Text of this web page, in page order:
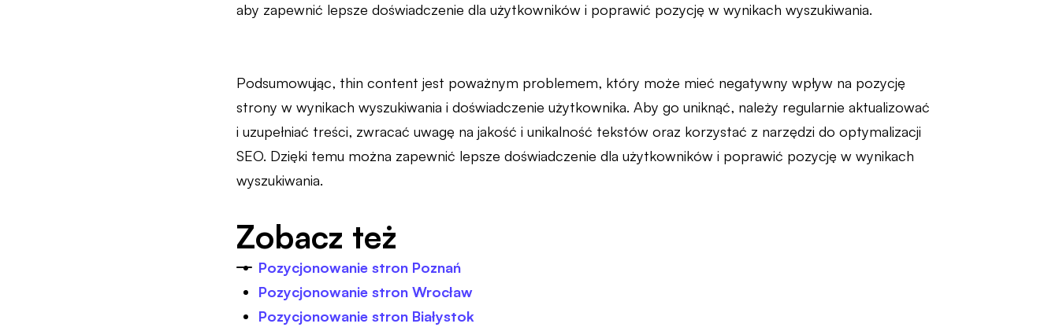
aby zapewnić lepsze doświadczenie dla użytkowników i poprawić pozycję w wynikach wyszukiwania.
Podsumowując, thin content jest poważnym problemem, który może mieć negatywny wpływ na pozycję
strony w wynikach wyszukiwania i doświadczenie użytkownika. Aby go uniknąć, należy regularnie aktualizować
i uzupełniać treści, zwracać uwagę na jakość i unikalność tekstów oraz korzystać z narzędzi do optymalizacji
SEO. Dzięki temu można zapewnić lepsze doświadczenie dla użytkowników i poprawić pozycję w wynikach
wyszukiwania.
Zobacz też
Pozycjonowanie stron Poznań
Pozycjonowanie stron Wrocław
Pozycjonowanie stron Białystok